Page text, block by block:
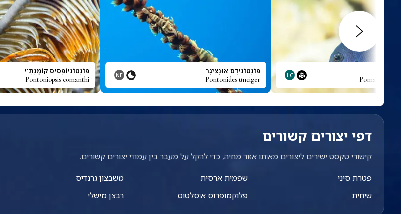
Pomacentrus
LC פּוֹנְטוֹנִידֶס אוּנְצִיגֶר
Pontonides unciger
NE פּוֹנְטוֹנִיוֹפְּסִיס קוֹמַנְתִ'י
Pontoniopsis comanthi
דפי יצורים קשורים
קישורי טקסט ישירים ליצורים מאותו אזור מחיה, כדי להקל על מעבר בין עמודי יצורים קשורים.
פטרת סיני
שיחית
שפמית ארסית
פלוקמופרוס אוסלטוס
משבצון גרנדיס
רבצן מישלי